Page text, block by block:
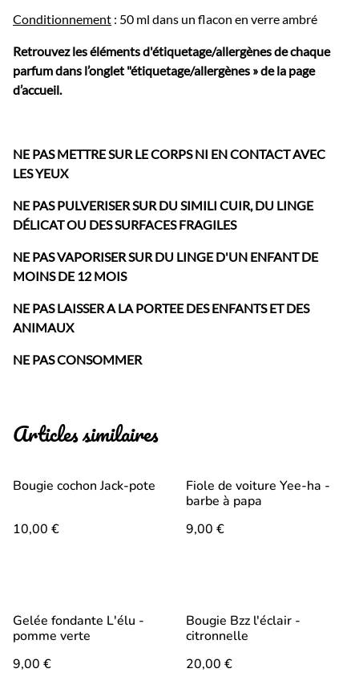
Conditionnement : 50 ml dans un flacon en verre ambré
Retrouvez les éléments d'étiquetage/allergènes de chaque
parfum dans l’onglet "étiquetage/allergènes » de la page
d’accueil.
NE PAS METTRE SUR LE CORPS NI EN CONTACT AVEC
LES YEUX
NE PAS PULVERISER SUR DU SIMILI CUIR, DU LINGE
DÉLICAT OU DES SURFACES FRAGILES
NE PAS VAPORISER SUR DU LINGE D'UN ENFANT DE
MOINS DE 12 MOIS
NE PAS LAISSER A LA PORTEE DES ENFANTS ET DES
ANIMAUX
NE PAS CONSOMMER
Articles similaires
Bougie cochon Jack-pote
10,00 €
Fiole de voiture Yee-ha -
barbe à papa
9,00 €
Gelée fondante L'élu -
pomme verte
9,00 €
Bougie Bzz l'éclair -
citronnelle
20,00 €